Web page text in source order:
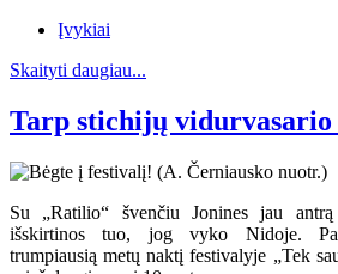
Įvykiai
Skaityti daugiau...
Tarp stichijų vidurvasario
Su „Ratilio“ švenčiu Jonines jau
išskirtinos tuo, jog vyko Nidoje.
trumpiausią metų naktį festivalyje „Tek